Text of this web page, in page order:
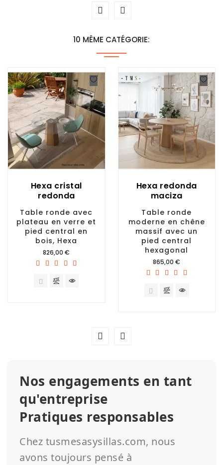
10 MÊME CATÉGORIE:
Hexa cristal
redonda
Table ronde avec
plateau en verre et
pied central en
bois, Hexa
Prix
826,00 €
Hexa redonda
maciza
Table ronde
moderne en chêne
massif avec un
pied central
hexagonal
Prix
865,00 €
Nos engagements en tant
qu'entreprise
Pratiques responsables
Chez tusmesasysillas.com, nous
avons toujours pensé à